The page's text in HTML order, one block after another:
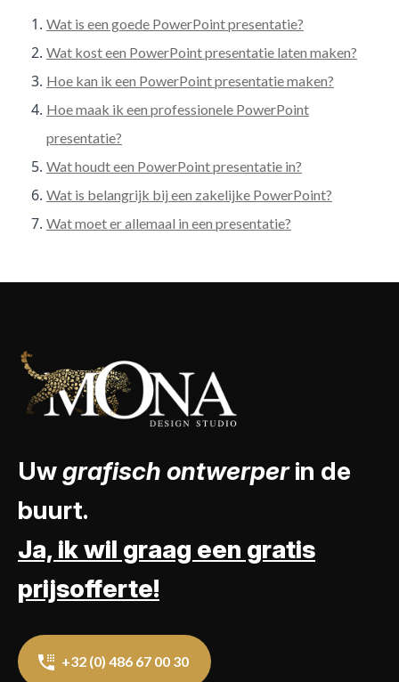
Wat is een goede PowerPoint presentatie?
Wat kost een PowerPoint presentatie laten maken?
Hoe kan ik een PowerPoint presentatie maken?
Hoe maak ik een professionele PowerPoint
presentatie?
Wat houdt een PowerPoint presentatie in?
Wat is belangrijk bij een zakelijke PowerPoint?
Wat moet er allemaal in een presentatie?
Uwgrafisch ontwerperin de
buurt.
Ja, ik wil graag een gratis
prijsofferte!
+32 (0) 486 67 00 30